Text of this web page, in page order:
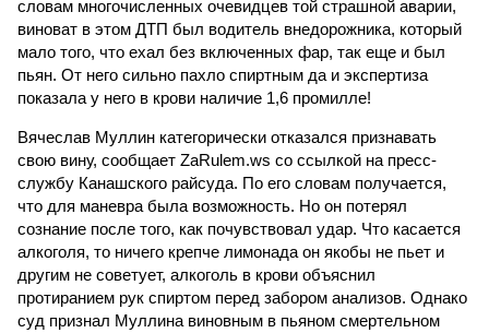
словам многочисленных очевидцев той страшной аварии,
виноват в этом ДТП был водитель внедорожника, который
мало того, что ехал без включенных фар, так еще и был
пьян. От него сильно пахло спиртным да и экспертиза
показала у него в крови наличие 1,6 промилле!
Вячеслав Муллин категорически отказался признавать
свою вину, сообщает ZaRulem.ws со ссылкой на пресс-
службу Канашского райсуда. По его словам получается,
что для маневра была возможность. Но он потерял
сознание после того, как почувствовал удар. Что касается
алкоголя, то ничего крепче лимонада он якобы не пьет и
другим не советует, алкоголь в крови объяснил
протиранием рук спиртом перед забором анализов. Однако
суд признал Муллина виновным в пьяном смертельном